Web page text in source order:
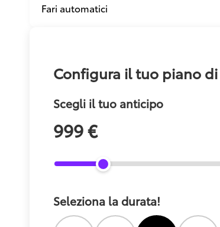
Fari automatici
Configura il tuo piano
Scegli il tuo anticipo
999 €
Seleziona la durata!